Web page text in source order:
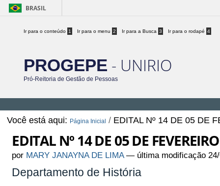
BRASIL
Ir para o conteúdo 1 Ir para o menu 2 Ir para a Busca 3 Ir para o rodapé 4
PROGEPE - UNIRIO
Pró-Reitoria de Gestão de Pessoas
Você está aqui: Página Inicial / EDITAL Nº 14 DE 05 DE
EDITAL Nº 14 DE 05 DE
por MARY JANAYNA DE LIMA— última modificação
Departamento de História